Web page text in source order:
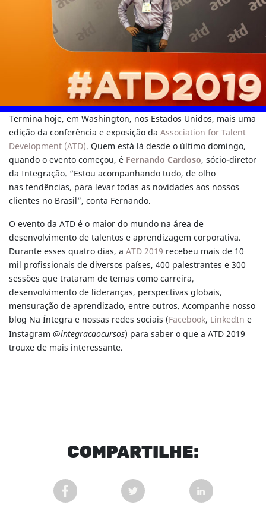
COMPARTILHE:
COMPARTILHAR POST NO FACEBOOK EM NOVA
COMPARTILHAR POST NO
Termina hoje, em Washington, nos Estados Unidos, mais uma
edição da conferência e exposição da Association for Talent
Development (ATD). Quem está lá desde o último domingo,
quando o evento começou, é Fernando Cardoso, sócio-diretor
da Integração. “Estou acompanhando tudo, de olho
nas tendências, para levar todas as novidades aos nossos
clientes no Brasil”, conta Fernando.
O evento da ATD é o maior do mundo na área de
desenvolvimento de talentos e aprendizagem corporativa.
Durante esses quatro dias, a ATD 2019 recebeu mais de 10
mil profissionais de diversos países, 400 palestrantes e 300
sessões que trataram de temas como carreira,
desenvolvimento de lideranças, perspectivas globais,
mensuração de aprendizado, entre outros. Acompanhe nosso
blog Na Íntegra e nossas redes sociais (Facebook, LinkedIn e
Instagram @integracaocursos) para saber o que a ATD 2019
trouxe de mais interessante.